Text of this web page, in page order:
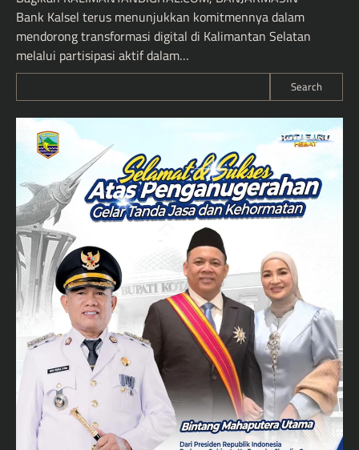
Bank Kalsel terus menunjukkan komitmennya dalam
mendorong transformasi digital di Kalimantan Selatan
melalui partisipasi aktif dalam…
Search